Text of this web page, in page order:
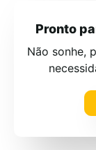
Pronto
Não sonhe,